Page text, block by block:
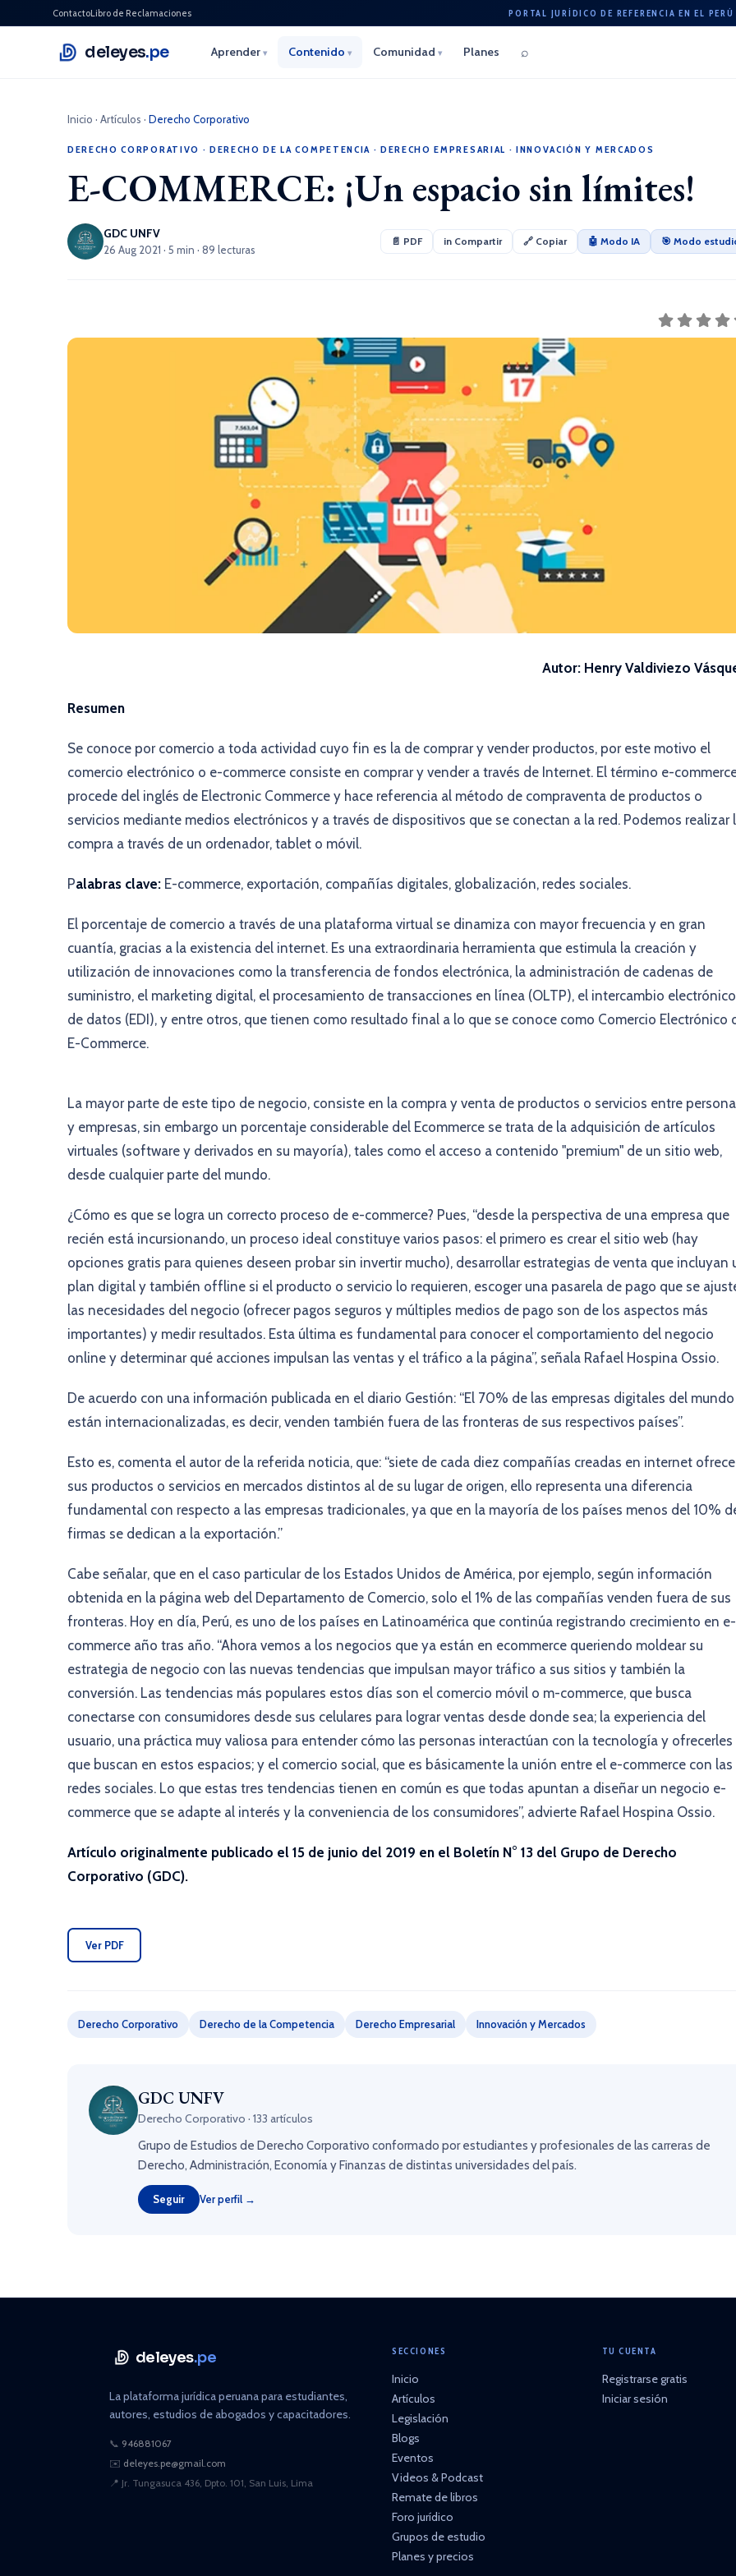
ContactoLibro de Reclamaciones PORTAL JURÍDICO DE REFERENCIA EN EL PERÚ
deleyes.pe Aprender ▾ Contenido ▾ Comunidad ▾ Planes ⌕
Inicio · Artículos · Derecho Corporativo
DERECHO CORPORATIVO · DERECHO DE LA COMPETENCIA ·DERECHO EMPRESARIAL · INNOVACIÓN Y MERCADOS
E-COMMERCE: ¡Un espacio sin límites!
GDC UNFV
26 Aug 2021 · 5 min · 89 lecturas
📄 PDF in Compartir 🔗 Copiar 🤖 Modo IA 🎯 Modo
Autor: Henry Valdiviezo
Resumen
Se conoce por comercio a toda actividad cuyo fin es la de comprar y vender productos, por este motivo el
comercio electrónico o e-commerce consiste en comprar y vender a través de Internet. El término e-
procede del inglés de Electronic Commerce y hace referencia al método de compraventa de productos o
servicios mediante medios electrónicos y a través de dispositivos que se conectan a la red. Podemos realizar
compra a través de un ordenador, tablet o móvil.
Palabras clave: E-commerce, exportación, compañías digitales, globalización, redes sociales.
El porcentaje de comercio a través de una plataforma virtual se dinamiza con mayor frecuencia y en gran
cuantía, gracias a la existencia del internet. Es una extraordinaria herramienta que estimula la creación y
utilización de innovaciones como la transferencia de fondos electrónica, la administración de cadenas de
suministro, el marketing digital, el procesamiento de transacciones en línea (OLTP), el intercambio electrónico
de datos (EDI), y entre otros, que tienen como resultado final a lo que se conoce como Comercio Electrónico
E-Commerce.
La mayor parte de este tipo de negocio, consiste en la compra y venta de productos o servicios entre
y empresas, sin embargo un porcentaje considerable del Ecommerce se trata de la adquisición de artículos
virtuales (software y derivados en su mayoría), tales como el acceso a contenido "premium" de un sitio web,
desde cualquier parte del mundo.
¿Cómo es que se logra un correcto proceso de e-commerce? Pues, “desde la perspectiva de una empresa que
recién está incursionando, un proceso ideal constituye varios pasos: el primero es crear el sitio web (hay
opciones gratis para quienes deseen probar sin invertir mucho), desarrollar estrategias de venta que incluyan
plan digital y también offline si el producto o servicio lo requieren, escoger una pasarela de pago que se
las necesidades del negocio (ofrecer pagos seguros y múltiples medios de pago son de los aspectos más
importantes) y medir resultados. Esta última es fundamental para conocer el comportamiento del negocio
online y determinar qué acciones impulsan las ventas y el tráfico a la página”, señala Rafael Hospina Ossio.
De acuerdo con una información publicada en el diario Gestión: “El 70% de las empresas digitales del mundo
están internacionalizadas, es decir, venden también fuera de las fronteras de sus respectivos países”.
Esto es, comenta el autor de la referida noticia, que: “siete de cada diez compañías creadas en internet
sus productos o servicios en mercados distintos al de su lugar de origen, ello representa una diferencia
fundamental con respecto a las empresas tradicionales, ya que en la mayoría de los países menos del 10%
firmas se dedican a la exportación.”
Cabe señalar, que en el caso particular de los Estados Unidos de América, por ejemplo, según información
obtenida en la página web del Departamento de Comercio, solo el 1% de las compañías venden fuera de sus
fronteras. Hoy en día, Perú, es uno de los países en Latinoamérica que continúa registrando crecimiento en e-
commerce año tras año. “Ahora vemos a los negocios que ya están en ecommerce queriendo moldear su
estrategia de negocio con las nuevas tendencias que impulsan mayor tráfico a sus sitios y también la
conversión. Las tendencias más populares estos días son el comercio móvil o m-commerce, que busca
conectarse con consumidores desde sus celulares para lograr ventas desde donde sea; la experiencia del
usuario, una práctica muy valiosa para entender cómo las personas interactúan con la tecnología y ofrecerles
que buscan en estos espacios; y el comercio social, que es básicamente la unión entre el e-commerce con las
redes sociales. Lo que estas tres tendencias tienen en común es que todas apuntan a diseñar un negocio e-
commerce que se adapte al interés y la conveniencia de los consumidores”, advierte Rafael Hospina Ossio.
Artículo originalmente publicado el 15 de junio del 2019 en el Boletín N° 13 del Grupo de Derecho
Corporativo (GDC).
Ver PDF
Derecho Corporativo Derecho de la Competencia Derecho Empresarial Innovación y Mercados
GDC UNFV
Derecho Corporativo · 133 artículos
Grupo de Estudios de Derecho Corporativo conformado por estudiantes y profesionales de las carreras de
Derecho, Administración, Economía y Finanzas de distintas universidades del país.
Seguir Ver perfil →
deleyes.pe
La plataforma jurídica peruana para estudiantes,
autores, estudios de abogados y capacitadores.
📞 946881067
✉️ deleyes.pe@gmail.com
📍 Jr. Tungasuca 436, Dpto. 101, San Luis, Lima
SECCIONES
Inicio
Artículos
Legislación
Blogs
Eventos
Videos & Podcast
Remate de libros
Foro jurídico
Grupos de estudio
Planes y precios
TU CUENTA
Registrarse gratis
Iniciar sesión